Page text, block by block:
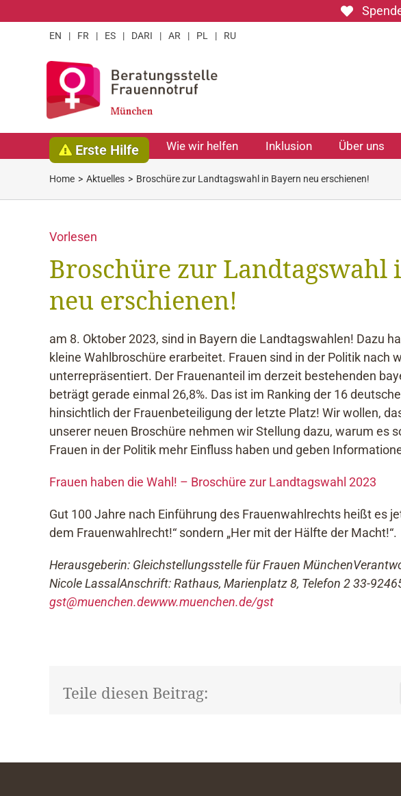
EN | FR | ES | DARI | AR | PL | RU
Erste Hilfe Wie wir helfen Inklusion Über uns
Home Aktuelles Broschüre zur Landtagswahl in Bayern neu erschienen!
Vorlesen
Broschüre zur Landtagswahl
neu erschienen!
am 8. Oktober 2023, sind in Bayern die Landtagswahlen! Dazu
kleine Wahlbroschüre erarbeitet. Frauen sind in der Politik nach
unterrepräsentiert. Der Frauenanteil im derzeit bestehenden
beträgt gerade einmal 26,8%. Das ist im Ranking der 16
hinsichtlich der Frauenbeteiligung der letzte Platz! Wir wollen,
unserer neuen Broschüre nehmen wir Stellung dazu, warum es
Frauen in der Politik mehr Einfluss haben und geben
Frauen haben die Wahl! – Broschüre zur Landtagswahl 2023
Gut 100 Jahre nach Einführung des Frauenwahlrechts heißt es
dem Frauenwahlrecht!“ sondern „Her mit der Hälfte der Macht!“.
Herausgeberin: Gleichstellungsstelle für Frauen München
Nicole LassalAnschrift: Rathaus, Marienplatz 8, Telefon 2 33-
gst@muenchen.dewww.muenchen.de/gst
Teile diesen Beitrag: